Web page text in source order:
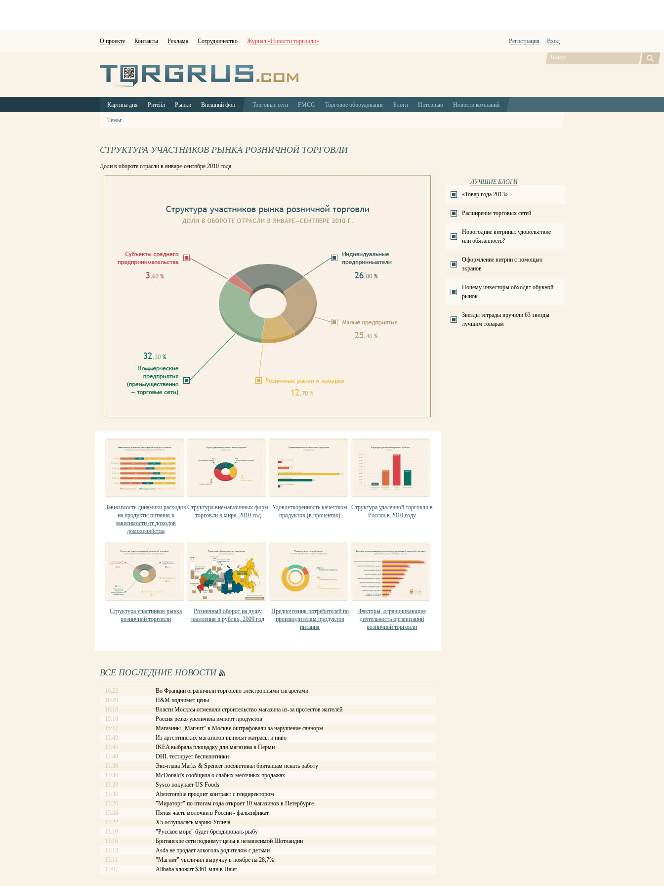
О проекте Контакты Реклама Сотрудничество Журнал «Новости торговли» Регистрация Вход
Картина дня Ритейл Рынки Внешний фон Торговые сети FMCG Торговое оборудование Блоги Интервью Новости компаний
Темы:
СТРУКТУРА УЧАСТНИКОВ РЫНКА РОЗНИЧНОЙ ТОРГОВЛИ
Доли в обороте отрасли в январе-сентябре 2010 года
Зависимость динамики расходов
на продукты питания в
зависимости от доходов
домохозяйства
Структура внемагазинных форм
торговли в мире, 2010 год
Удовлетворенность качеством
продуктов (в процентах)
Структура удаленной торговля в
России в 2010 году
Структура участников рынка
розничной торговли
Розничный оборот на душу
населения в рублях, 2009 год
Предпочтения потребителей по
производителям продуктов
питания
Факторы, ограничивающие
деятельность организаций
розничной торговли
ВСЕ ПОСЛЕДНИЕ НОВОСТИ
16:22
Во Франции ограничили торговлю электронными сигаретами
16:20
H&M поднимет цены
16:18
Власти Москвы отменили строительство магазина из-за протестов жителей
15:18
Россия резко увеличила импорт продуктов
15:17
Магазины "Магнит" в Москве оштрафовали за нарушение саннорм
13:49
Из аргентинских магазинов выносят матрасы и пиво
13:45
IKEA выбрала площадку для магазина в Перми
13:40
DHL тестирует беспилотники
13:38
Экс-глава Marks & Spencer посоветовал британцам искать работу
13:36
McDonald's сообщила о слабых месячных продажах
13:33
Sysco покупает US Foods
13:30
Abercrombie продлит контракт с гендиректором
13:26
"Мираторг" по итогам года откроет 10 магазинов в Петербурге
13:24
Пятая часть молочки в России - фальсификат
13:22
X5 ослушалась мэрию Углича
13:19
"Русское море" будет брендировать рыбу
13:16
Британские сети поднимут цены в независимой Шотландии
13:14
Asda не продает алкоголь родителям с детьми
13:11
"Магнит" увеличил выручку в ноябре на 28,7%
13:07
Alibaba вложит $361 млн в Haier
ЛУЧШИЕ БЛОГИ
«Товар года 2013»
Расширение торговых сетей
Новогодние витрины: удовольствие
или обязанность?
Оформление витрин с помощью
экранов
Почему инвесторы обходят обувной
рынок
Звезды эстрады вручили 63 звезды
лучшим товарам